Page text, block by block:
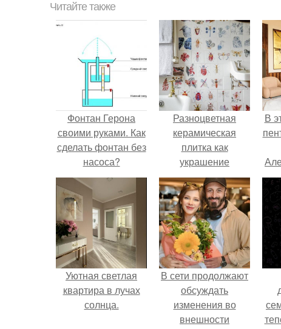
Читайте также
Фонтан Герона
своими руками. Как
сделать фонтан без
насоса?
Разноцветная
керамическая
плитка как
украшение
интерьера.
В
Уютная светлая
квартира в лучах
солнца.
В сети продолжают
обсуждать
изменения во
внешности